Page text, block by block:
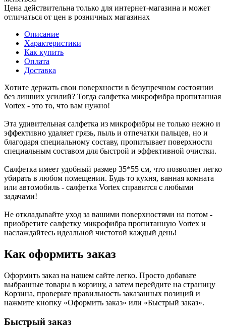
Цена действительна только для интернет-магазина и может
отличаться от цен в розничных магазинах
Описание
Характеристики
Как купить
Оплата
Доставка
Хотите держать свои поверхности в безупречном состоянии
без лишних усилий? Тогда салфетка микрофибра пропитанная
Vortex - это то, что вам нужно!
Эта удивительная салфетка из микрофибры не только нежно и
эффективно удаляет грязь, пыль и отпечатки пальцев, но и
благодаря специальному составу, пропитывает поверхности
специальным составом для быстрой и эффективной очистки.
Салфетка имеет удобный размер 35*55 см, что позволяет легко
убирать в любом помещении. Будь то кухня, ванная комната
или автомобиль - салфетка Vortex справится с любыми
задачами!
Не откладывайте уход за вашими поверхностями на потом -
приобретите салфетку микрофибра пропитанную Vortex и
наслаждайтесь идеальной чистотой каждый день!
Как оформить заказ
Оформить заказ на нашем сайте легко. Просто добавьте
выбранные товары в корзину, а затем перейдите на страницу
Корзина, проверьте правильность заказанных позиций и
нажмите кнопку «Оформить заказ» или «Быстрый заказ».
Быстрый заказ